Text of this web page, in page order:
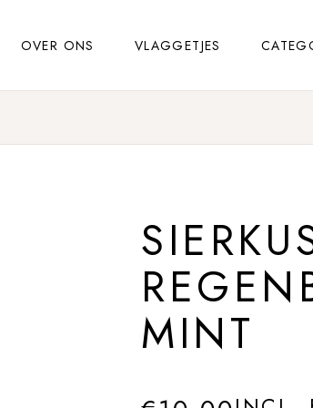
OVER ONS VLAGGETJES
MINT